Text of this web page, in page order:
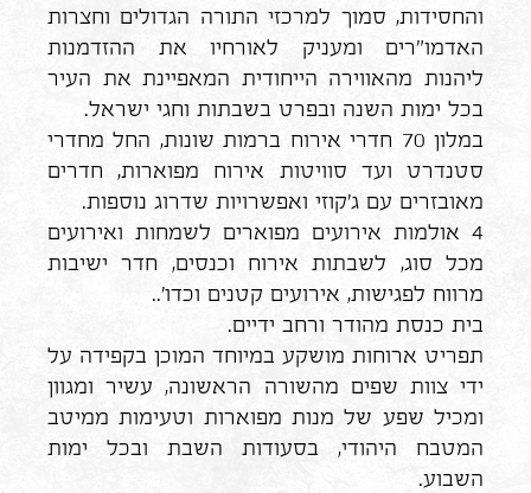
והחסידות, סמוך למרכזי התורה הגדולים וחצרות
האדמו"רים ומעניק לאורחיו את ההזדמנות
ליהנות מהאווירה הייחודית המאפיינת את העיר
בכל ימות השנה ובפרט בשבתות וחגי ישראל.
במלון 70 חדרי אירוח ברמות שונות, החל מחדרי
סטנדרט ועד סוויטות אירוח מפוארות, חדרים
מאובזרים עם ג'קוזי ואפשרויות שדרוג נוספות.
4 אולמות אירועים מפוארים לשמחות ואירועים
מכל סוג, לשבתות אירוח וכנסים, חדר ישיבות
מרווח לפגישות, אירועים קטנים וכדו'..
בית כנסת מהודר ורחב ידיים.
תפריט ארוחות מושקע במיוחד המוכן בקפידה על
ידי צוות שפים מהשורה הראשונה, עשיר ומגוון
ומכיל שפע של מנות מפוארות וטעימות ממיטב
המטבח היהודי, בסעודות השבת ובכל ימות
השבוע.